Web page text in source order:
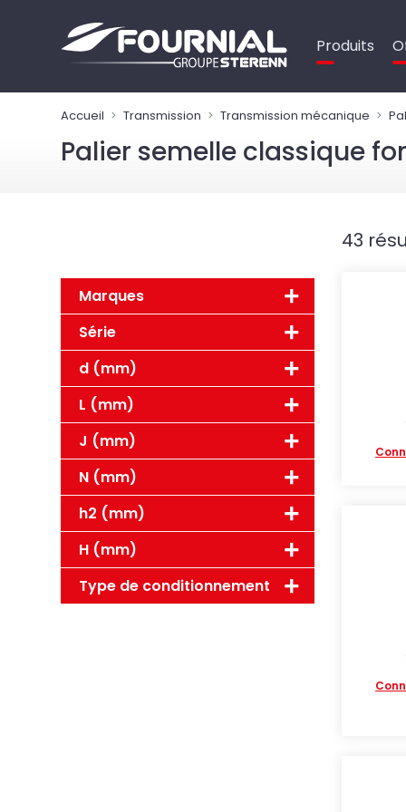
Produits
Accueil Transmission Transmission mécanique
Palier semelle classique
Marques
Série
d (mm)
L (mm)
J (mm)
N (mm)
h2 (mm)
H (mm)
Type de conditionnement
43